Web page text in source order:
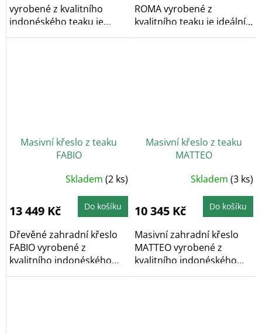
vyrobené z kvalitního
indonéského teaku je
ideální na venkovní...
ROMA vyrobené z
kvalitního teaku je ideální
na venkovní...
Masivní křeslo z teaku
FABIO
Skladem (2 ks)
13 449 Kč Do košíku
Dřevěné zahradní křeslo
FABIO vyrobené z
kvalitního indonéského
jádrového teaku je...
Masivní křeslo z teaku
MATTEO
Skladem (3 ks)
10 345 Kč Do košíku
Masivní zahradní křeslo
MATTEO vyrobené z
kvalitního indonéského
teaku je ideální na...